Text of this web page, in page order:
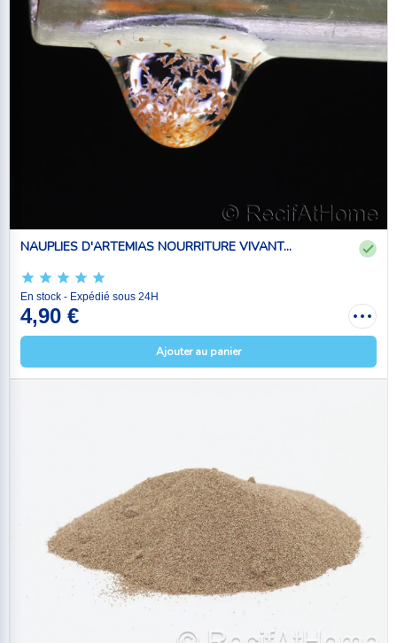
NAUPLIES D'ARTEMIAS NOURRITURE VIVANT...
En stock - Expédié sous 24H
4,90 €
Ajouter au panier